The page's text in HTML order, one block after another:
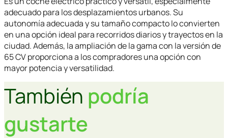
adecuado para los desplazamientos urbanos. Su
autonomía adecuada y su tamaño compacto lo convierten
en una opción ideal para recorridos diarios y trayectos en la
ciudad. Además, la ampliación de la gama con la versión de
65 CV proporciona a los compradores una opción con
mayor potencia y versatilidad.
También podría
gustarte